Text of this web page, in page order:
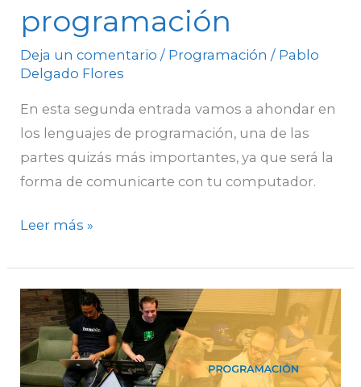
programación
Deja un comentario / Programación / Pablo
Delgado Flores
En esta segunda entrada vamos a ahondar en
los lenguajes de programación, una de las
partes quizás más importantes, ya que será la
forma de comunicarte con tu computador.
Leer más »
Conectar
una
carpeta
local